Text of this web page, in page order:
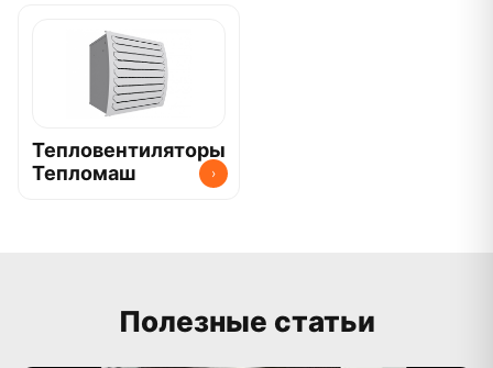
Тепловентиляторы
Тепломаш
›
Полезные статьи